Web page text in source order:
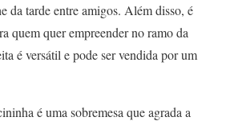
da tarde entre amigos. Além disso, é
quem quer empreender no ramo da
é versátil e pode ser vendida por um
é uma sobremesa que agrada a